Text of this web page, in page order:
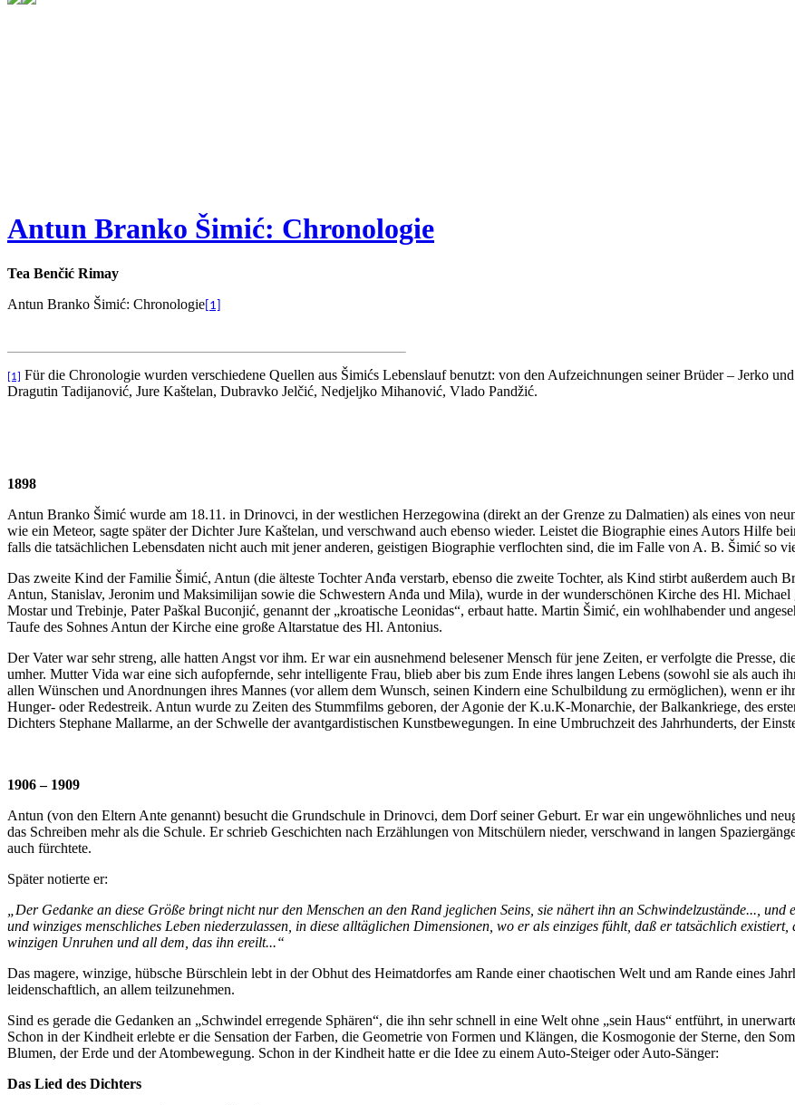
Antun Branko Šimić: Chronologie
Tea Benčić Rimay
Antun Branko Šimić: Chronologie [1]
[1] Für die Chronologie wurden verschiedene Quellen aus Šimićs Lebenslauf benutzt: von den Aufzeichnungen seiner Brüder – Jerko
Dragutin Tadijanović, Jure Kaštelan, Dubravko Jelčić, Nedjeljko Mihanović, Vlado Pandžić.
1898
Antun Branko Šimić wurde am 18.11. in Drinovci, in der westlichen Herzegowina (direkt an der Grenze zu Dalmatien) als eines von
wie ein Meteor, sagte später der Dichter Jure Kaštelan, und verschwand auch ebenso wieder. Leistet die Biographie eines Autors Hilfe
falls die tatsächlichen Lebensdaten nicht auch mit jener anderen, geistigen Biographie verflochten sind, die im Falle von A. B. Šimić so
Das zweite Kind der Familie Šimić, Antun (die älteste Tochter Anđa verstarb, ebenso die zweite Tochter, als Kind stirbt außerdem auch
Antun, Stanislav, Jeronim und Maksimilijan sowie die Schwestern Anđa und Mila), wurde in der wunderschönen Kirche des Hl.
Mostar und Trebinje, Pater Paškal Buconjić, genannt der „kroatische Leonidas“, erbaut hatte. Martin Šimić, ein wohlhabender und
Taufe des Sohnes Antun der Kirche eine große Altarstatue des Hl. Antonius.
Der Vater war sehr streng, alle hatten Angst vor ihm. Er war ein ausnehmend belesener Mensch für jene Zeiten, er verfolgte die Presse,
umher. Mutter Vida war eine sich aufopfernde, sehr intelligente Frau, blieb aber bis zum Ende ihres langen Lebens (sowohl sie als auch
allen Wünschen und Anordnungen ihres Mannes (vor allem dem Wunsch, seinen Kindern eine Schulbildung zu ermöglichen), wenn er
Hunger- oder Redestreik. Antun wurde zu Zeiten des Stummfilms geboren, der Agonie der K.u.K-Monarchie, der Balkankriege, des
Dichters Stephane Mallarme, an der Schwelle der avantgardistischen Kunstbewegungen. In eine Umbruchzeit des Jahrhunderts, der
1906 – 1909
Antun (von den Eltern Ante genannt) besucht die Grundschule in Drinovci, dem Dorf seiner Geburt. Er war ein ungewöhnliches und
das Schreiben mehr als die Schule. Er schrieb Geschichten nach Erzählungen von Mitschülern nieder, verschwand in langen
auch fürchtete.
Später notierte er:
„Der Gedanke an diese Größe bringt nicht nur den Menschen an den Rand jeglichen Seins, sie nähert ihn an Schwindelzustände..., und
und winziges menschliches Leben niederzulassen, in diese alltäglichen Dimensionen, wo er als einziges fühlt, daß er tatsächlich
winzigen Unruhen und all dem, das ihn ereilt...“
Das magere, winzige, hübsche Bürschlein lebt in der Obhut des Heimatdorfes am Rande einer chaotischen Welt und am Rande eines
leidenschaftlich, an allem teilzunehmen.
Sind es gerade die Gedanken an „Schwindel erregende Sphären“, die ihn sehr schnell in eine Welt ohne „sein Haus“ entführt, in
Schon in der Kindheit erlebte er die Sensation der Farben, die Geometrie von Formen und Klängen, die Kosmogonie der Sterne, den
Blumen, der Erde und der Atombewegung. Schon in der Kindheit hatte er die Idee zu einem Auto-Steiger oder Auto-Sänger:
Das Lied des Dichters